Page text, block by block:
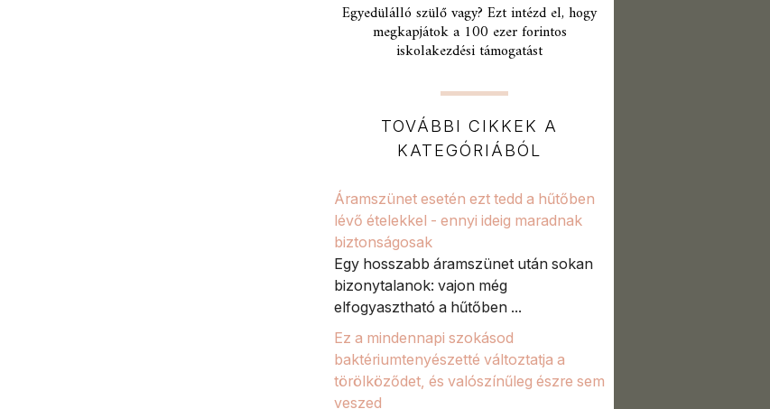
Egyedülálló szülő vagy? Ezt intézd el, hogy
megkapjátok a 100 ezer forintos
iskolakezdési támogatást
TOVÁBBI CIKKEK A
KATEGÓRIÁBÓL
Áramszünet esetén ezt tedd a hűtőben
lévő ételekkel - ennyi ideig maradnak
biztonságosak
Egy hosszabb áramszünet után sokan
bizonytalanok: vajon még
elfogyasztható a hűtőben ...
Ez a mindennapi szokásod
baktériumtenyészetté változtatja a
törölköződet, és valószínűleg észre sem
veszed